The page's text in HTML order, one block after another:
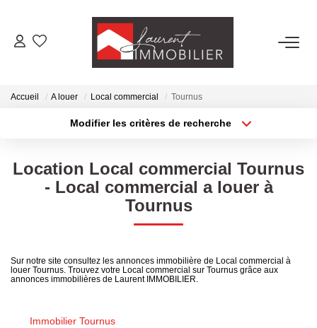
ACHETER
FAIRE GÉRER
Laurent Immobilier Tournus
Laurent Immobilier Chalon-Sur-Saone
Accueil A louer Local commercial Tournus
Modifier les critères de recherche
Sélectionnez...
Type de bien
Surface min
Location Local commercial Tournus
- Local commercial a louer à
Tournus
Sur notre site consultez les annonces immobilière de Local commercial à
louer Tournus. Trouvez votre Local commercial sur Tournus grâce aux
annonces immobilières de Laurent IMMOBILIER.
Immobilier Tournus